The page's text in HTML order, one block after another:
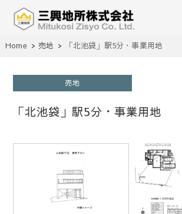
三興地所株式会社
Home 売地 「北池袋」駅5分・事業用地
売地
「北池袋」駅5分・事業用地